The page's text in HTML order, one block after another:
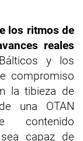
los ritmos de
reales
y los
compromiso
la tibieza de
una OTAN
contenido
capaz de